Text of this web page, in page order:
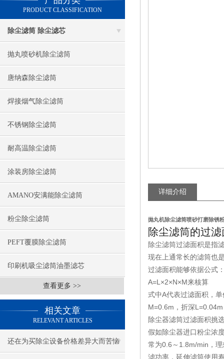
PRODUCT CLASSIFICATION
除尘滤筒 除尘滤芯
抛丸喷砂机除尘滤筒
唐纳森除尘滤筒
焊接烟气除尘滤筒
不锈钢除尘滤筒
耐高温除尘滤筒
涂装房除尘滤筒
AMANO安满能除尘滤筒
粉尘除尘滤筒
PEFT覆膜除尘滤筒
印刷机吸尘滤筒油墨滤芯
查看更多 >>
相关文章
RELEVANT ARTICLES
还在为买除尘设备价格差异大而苦恼
详细介绍
抛丸机除尘滤筒喷砂打磨除锈
除尘滤筒的过
除尘滤筒过滤面积是指
现在上通常长的滤筒也
过滤面积能够依据公式
A=L ×2×N×M来核算
式中A代表过滤面积，
M=0.6m，折深
除尘器滤筒过滤面积挑
假如除尘器进口粉尘浓
常为0.6～1.8m/min，
滤功率，延伸滤筒使用